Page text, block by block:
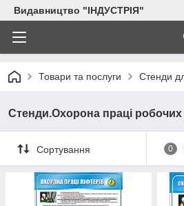
Видавництво "ІНДУСТРІЯ"
Товари та послуги Стенди
Стенди.Охорона праці
Сортування 0